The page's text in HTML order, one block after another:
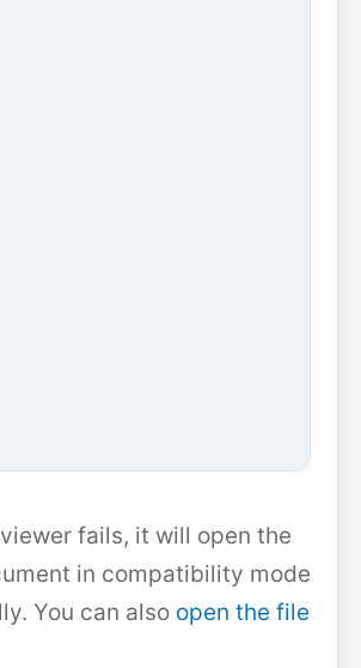
fails, it will open the
in compatibility mode
You can also open the file